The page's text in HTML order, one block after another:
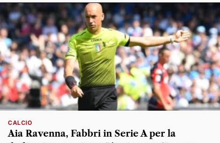
CALCIO
Aia Ravenna, Fabbri in Serie A per la